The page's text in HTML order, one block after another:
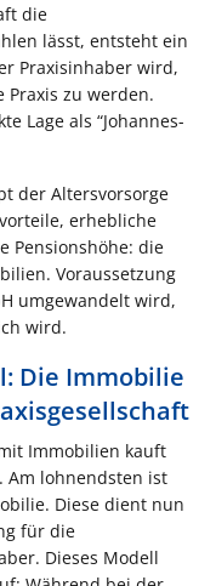
die
lässt, entsteht ein
Praxisinhaber wird,
zu werden.
Lage als “Johannes-
der Altersvorsorge
erhebliche
Pensionshöhe: die
Voraussetzung
umgewandelt wird,
wird.
Die Immobilie
Immobilien kauft
Am lohnendsten ist
Diese dient nun
für die
Dieses Modell